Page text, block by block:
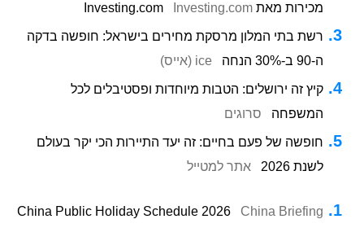
מכירות מאת Investing.com Investing.com
רשת בתי המלון מרסקת מחירים בישראל: חופשה בדקה
ה-90 ב-30% הנחה
ice (אייס)
קיץ זה ירושלים: הטבות מיוחדות ופסטיבלים לכל
המשפחה
סרוגים
חופשה של פעם בחיים: זה יעד התיירות הכי יקר בעולם
לשנת 2026
אתר למטייל
China Public Holiday Schedule 2026 China Briefing